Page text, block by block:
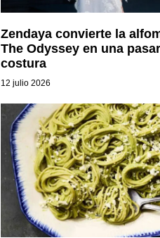
Zendaya convierte la
The Odyssey en una
costura
12 julio 2026